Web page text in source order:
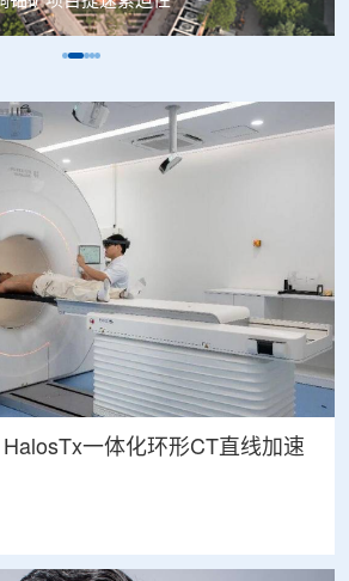
一体化环形CT直线加速